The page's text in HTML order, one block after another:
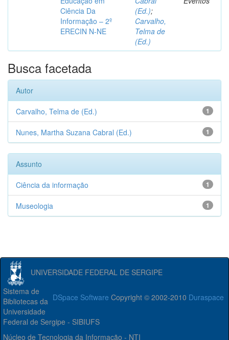
Ciência Da
Informação – 2º
ERECIN N-NE
(Ed.);
Carvalho,
Telma de
(Ed.)
Busca facetada
Autor
1
Carvalho, Telma de (Ed.)
1
Nunes, Martha Suzana Cabral (Ed.)
Assunto
1
Ciência da informação
1
Museologia
UNIVERSIDADE FEDERAL DE SERGIPE
DSpace Software Copyright © 2002-2010 Duraspace
Sistema de
Bibliotecas da
Universidade
Federal de Sergipe - SIBIUFS
Núcleo de Tecnologia da Informação - NTI